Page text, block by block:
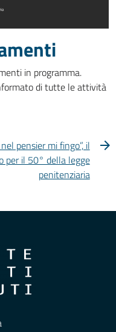
in programma.
di tutte le attività
nel pensier mi fingo”, il
per il 50° della legge
penitenziaria